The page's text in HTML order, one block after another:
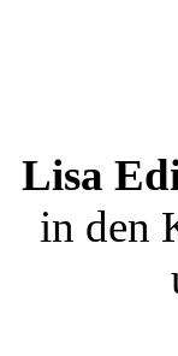
Lisa
in den